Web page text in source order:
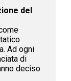
del
Ad ogni
di
deciso